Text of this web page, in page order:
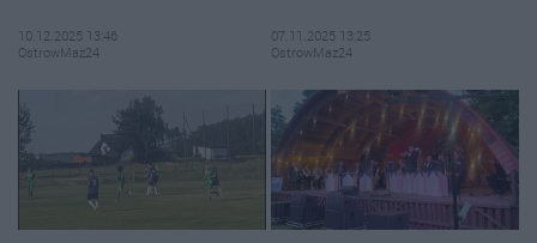
10.12.2025 13:46
OstrowMaz24
07.11.2025 13:25
OstrowMaz24